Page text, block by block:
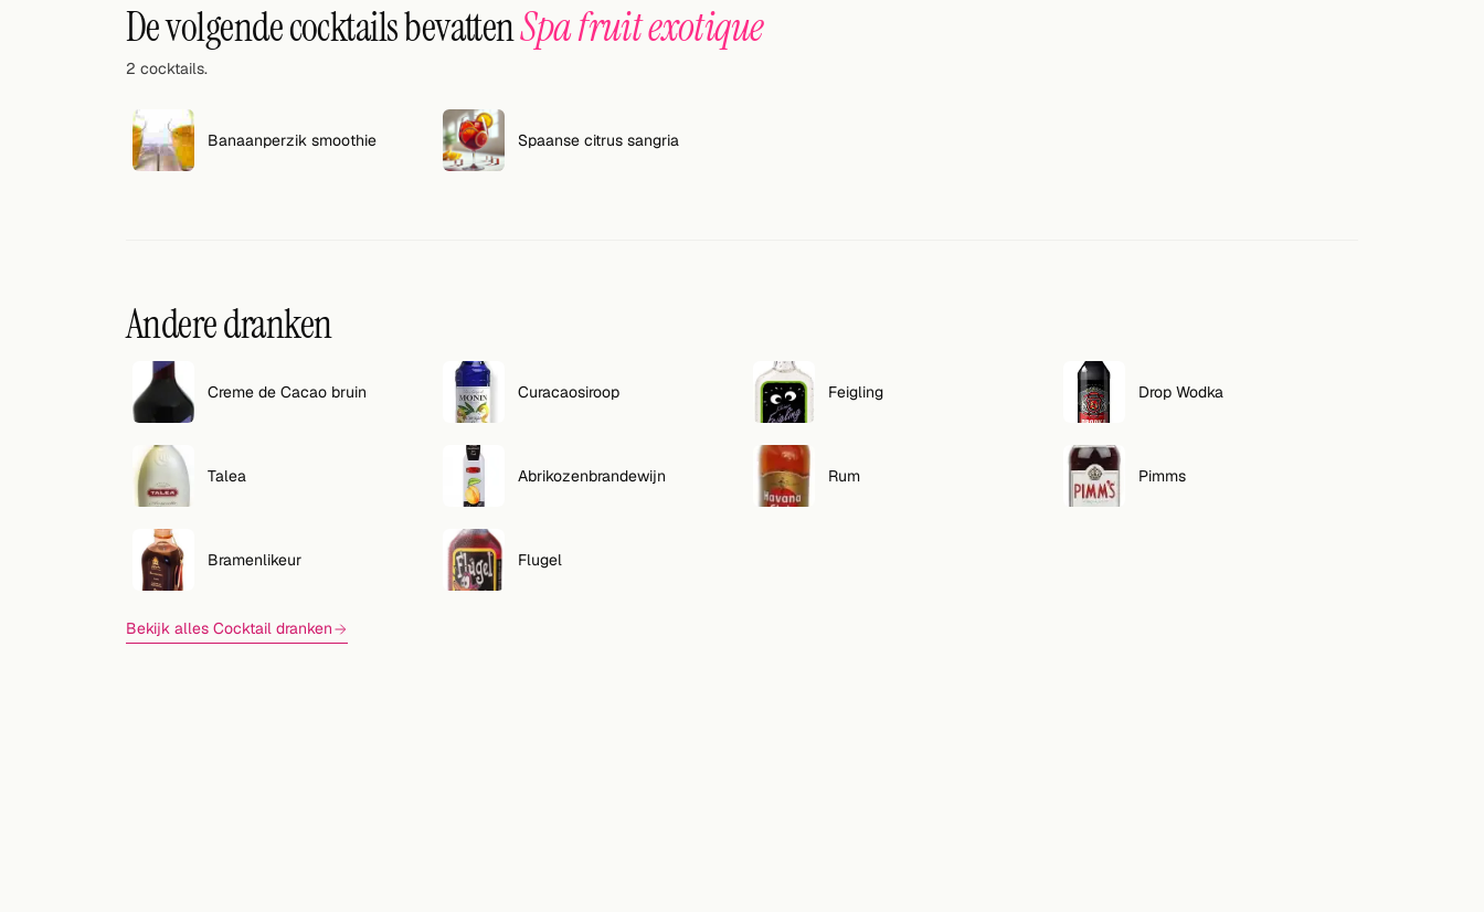
De volgende cocktails bevattenSpa fruit exotique
2 cocktails.
Banaanperzik smoothie Spaanse citrus sangria
Andere dranken
Creme de Cacao bruin Curacaosiroop Feigling Drop Wodka
Talea Abrikozenbrandewijn Rum Pimms
Bramenlikeur Flugel
Bekijk alles Cocktail dranken